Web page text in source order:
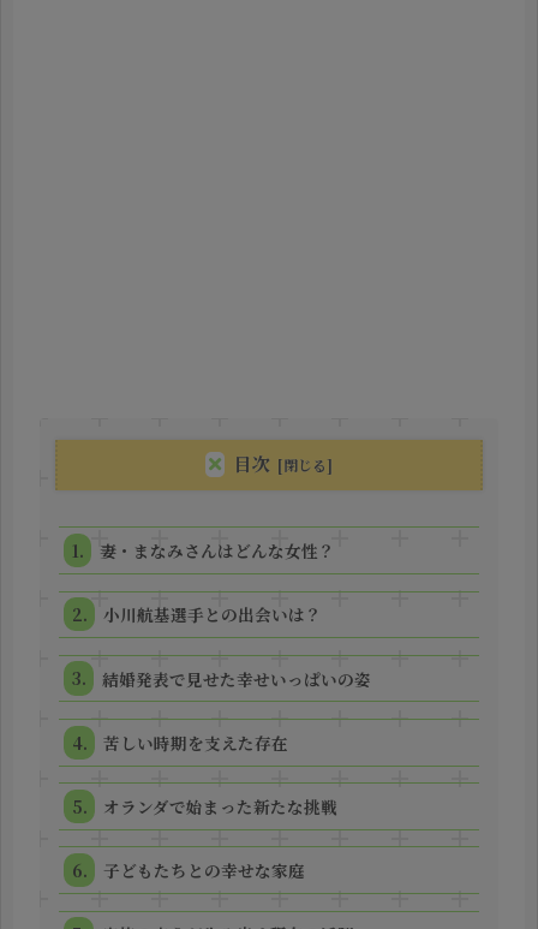
目次
妻・まなみさんはどんな女性？
小川航基選手との出会いは？
結婚発表で見せた幸せいっぱいの姿
苦しい時期を支えた存在
オランダで始まった新たな挑戦
子どもたちとの幸せな家庭